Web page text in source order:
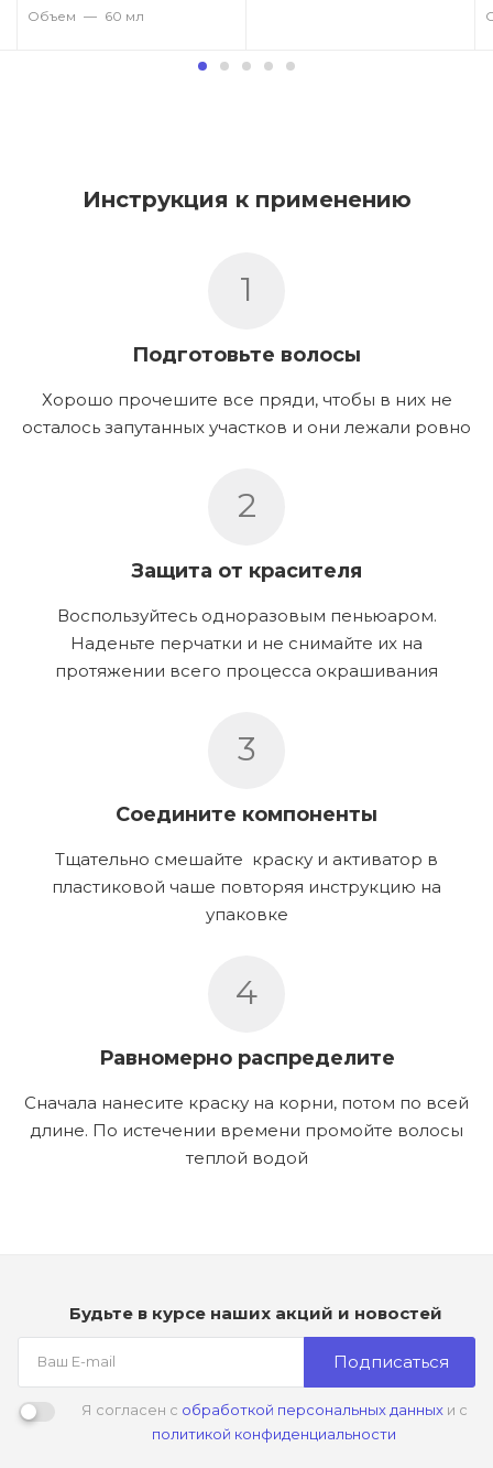
Объем — 60 мл
Инструкция к применению
1
Подготовьте волосы
Хорошо прочешите все пряди, чтобы в них не
осталось запутанных участков и они лежали ровно
2
Защита от красителя
Воспользуйтесь одноразовым пеньюаром.
Наденьте перчатки и не снимайте их на
протяжении всего процесса окрашивания
3
Соедините компоненты
Тщательно смешайте краску и активатор в
пластиковой чаше повторяя инструкцию на
упаковке
4
Равномерно распределите
Сначала нанесите краску на корни, потом по всей
длине. По истечении времени промойте волосы
теплой водой
Будьте в курсе наших акций и новостей
Подписаться
Я согласен с обработкой персональных данныхи с
политикой конфиденциальности